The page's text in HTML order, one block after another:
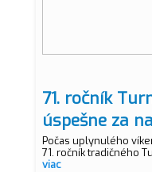
71. ročník
úspešne za
Počas uplynulého
71. ročník tradičného
viac